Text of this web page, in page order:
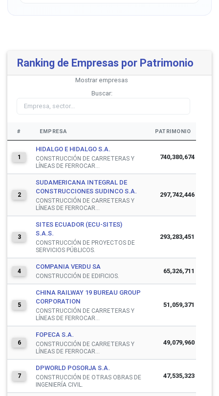
Ranking de Empresas por Patrimonio
Mostrar empresas
Buscar:
# EMPRESA PATRIMONIO
1
HIDALGO E HIDALGO S.A.
CONSTRUCCIÓN DE CARRETERAS Y
LÍNEAS DE FERROCAR...
740,380,674
2
SUDAMERICANA INTEGRAL DE
CONSTRUCCIONES SUDINCO S.A.
CONSTRUCCIÓN DE CARRETERAS Y
LÍNEAS DE FERROCAR...
297,742,446
3
SITES ECUADOR (ECU-SITES)
S.A.S.
CONSTRUCCIÓN DE PROYECTOS DE
SERVICIOS PÚBLICOS.
293,283,451
4
COMPANIA VERDU SA
CONSTRUCCIÓN DE EDIFICIOS.
65,326,711
5
CHINA RAILWAY 19 BUREAU GROUP
CORPORATION
CONSTRUCCIÓN DE CARRETERAS Y
LÍNEAS DE FERROCAR...
51,059,371
6
FOPECA S.A.
CONSTRUCCIÓN DE CARRETERAS Y
LÍNEAS DE FERROCAR...
49,079,960
7
DPWORLD POSORJA S.A.
CONSTRUCCIÓN DE OTRAS OBRAS DE
INGENIERÍA CIVIL.
47,535,323